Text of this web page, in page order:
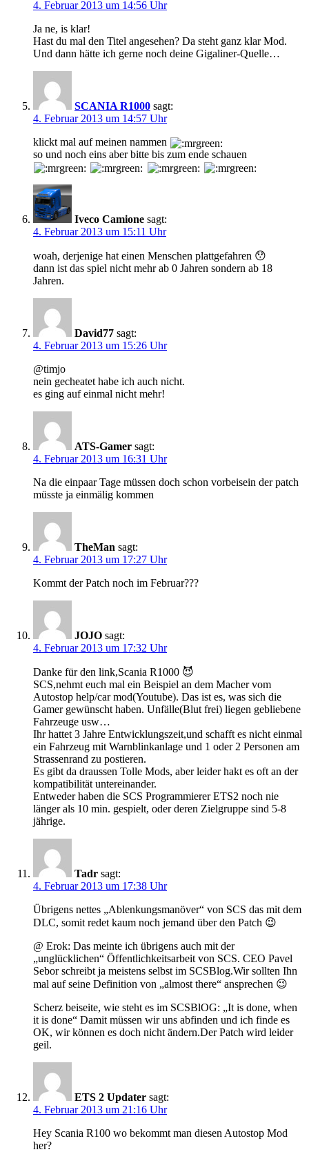
4. Februar 2013 um 14:56 Uhr
Ja ne, is klar!
Hast du mal den Titel angesehen? Da steht ganz klar Mod.
Und dann hätte ich gerne noch deine Gigaliner-Quelle…
SCANIA R1000 sagt:
4. Februar 2013 um 14:57 Uhr
klickt mal auf meinen nammen
so und noch eins aber bitte bis zum ende schauen
Iveco Camione sagt:
4. Februar 2013 um 15:11 Uhr
woah, derjenige hat einen Menschen plattgefahren 😯
dann ist das spiel nicht mehr ab 0 Jahren sondern ab 18
Jahren.
David77 sagt:
4. Februar 2013 um 15:26 Uhr
@timjo
nein gecheatet habe ich auch nicht.
es ging auf einmal nicht mehr!
ATS-Gamer sagt:
4. Februar 2013 um 16:31 Uhr
Na die einpaar Tage müssen doch schon vorbeisein der patch
müsste ja einmälig kommen
TheMan sagt:
4. Februar 2013 um 17:27 Uhr
Kommt der Patch noch im Februar???
JOJO sagt:
4. Februar 2013 um 17:32 Uhr
Danke für den link,Scania R1000 😈
SCS,nehmt euch mal ein Beispiel an dem Macher vom
Autostop help/car mod(Youtube). Das ist es, was sich die
Gamer gewünscht haben. Unfälle(Blut frei) liegen gebliebene
Fahrzeuge usw…
Ihr hattet 3 Jahre Entwicklungszeit,und schafft es nicht einmal
ein Fahrzeug mit Warnblinkanlage und 1 oder 2 Personen am
Strassenrand zu postieren.
Es gibt da draussen Tolle Mods, aber leider hakt es oft an der
kompatibilität untereinander.
Entweder haben die SCS Programmierer ETS2 noch nie
länger als 10 min. gespielt, oder deren Zielgruppe sind 5-8
jährige.
Tadr sagt:
4. Februar 2013 um 17:38 Uhr
Übrigens nettes „Ablenkungsmanöver“ von SCS das mit dem
DLC, somit redet kaum noch jemand über den Patch 😉
@ Erok: Das meinte ich übrigens auch mit der
„unglücklichen“ Öffentlichkeitsarbeit von SCS. CEO Pavel
Sebor schreibt ja meistens selbst im SCSBlog.Wir sollten Ihn
mal auf seine Definition von „almost there“ ansprechen 😉
Scherz beiseite, wie steht es im SCSBlOG: „It is done, when
it is done“ Damit müssen wir uns abfinden und ich finde es
OK, wir können es doch nicht ändern.Der Patch wird leider
geil.
ETS 2 Updater sagt:
4. Februar 2013 um 21:16 Uhr
Hey Scania R100 wo bekommt man diesen Autostop Mod
her?